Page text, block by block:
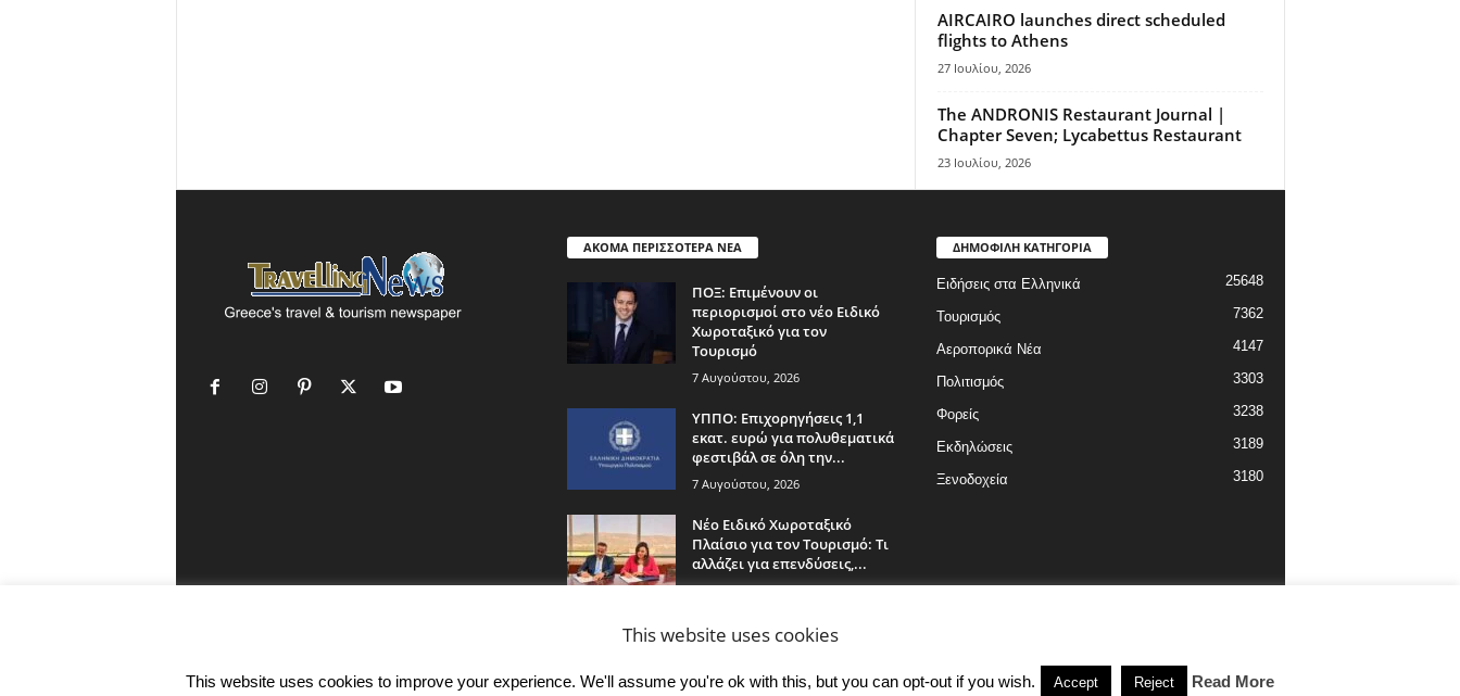
AIRCAIRO launches direct scheduled
flights to Athens
27 Ιουλίου, 2026
The ANDRONIS Restaurant Journal |
Chapter Seven; Lycabettus Restaurant
23 Ιουλίου, 2026
ΑΚΟΜΑ ΠΕΡΙΣΣΟΤΕΡΑ ΝΕΑ
ΠΟΞ: Επιμένουν οι
περιορισμοί στο νέο Ειδικό
Χωροταξικό για τον
Τουρισμό
7 Αυγούστου, 2026
ΥΠΠΟ: Επιχορηγήσεις 1,1
εκατ. ευρώ για πολυθεματικά
φεστιβάλ σε όλη την...
7 Αυγούστου, 2026
Νέο Ειδικό Χωροταξικό
Πλαίσιο για τον Τουρισμό: Τι
αλλάζει για επενδύσεις,...
7 Αυγούστου, 2026
ΔΗΜΟΦΙΛΗ ΚΑΤΗΓΟΡΙΑ
Ειδήσεις στα Ελληνικά 25648
Τουρισμός 7362
Αεροπορικά Νέα 4147
Πολιτισμός 3303
Φορείς 3238
Εκδηλώσεις 3189
Ξενοδοχεία 3180
©
This website uses cookies
This website uses cookies to improve your experience. We'll assume you're ok with this, but you can opt-out if you wish. Accept Reject Read More